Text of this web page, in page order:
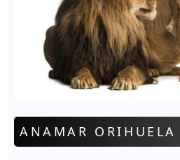
ANAMAR ORIHUELA